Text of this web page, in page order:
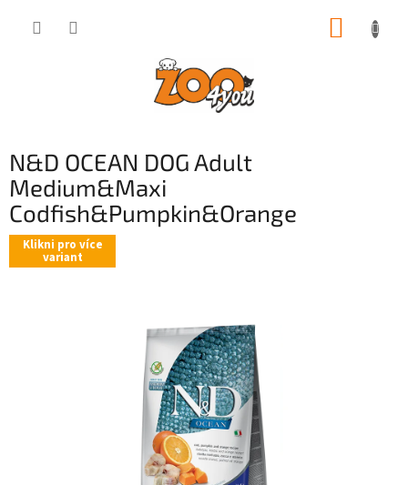
N&D OCEAN DOG Adult
Medium&Maxi
Codfish&Pumpkin&Orange
Klikni pro více
variant